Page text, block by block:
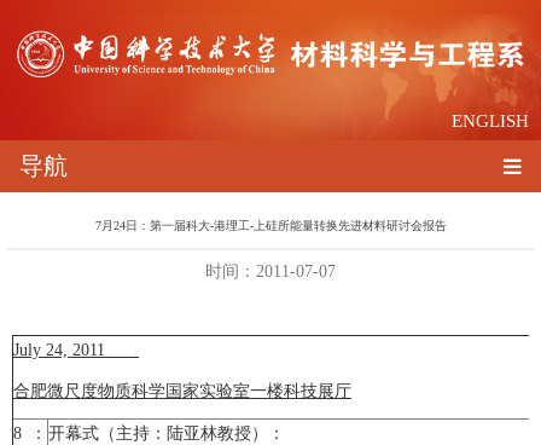
ENGLISH
导航
7月24日：第一届科大-港理工-上硅所能量转换先进材料研讨会报告
时间：2011-07-07
July 24, 2011
合肥微尺度物质科学国家实验室一楼科技展厅
8： 开幕式（主持：陆亚林教授）：